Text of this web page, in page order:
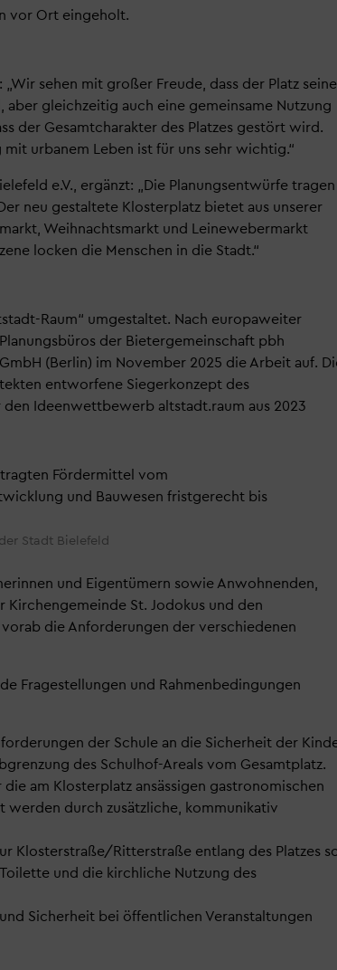
vor Ort eingeholt.
sehen mit großer Freude, dass der Platz
gleichzeitig auch eine gemeinsame Nutzung
der Gesamtcharakter des Platzes gestört wird.
urbanem Leben ist für uns sehr wichtig.“
e.V., ergänzt: „Die Planungsentwürfe tragen
neu gestaltete Klosterplatz bietet aus unserer
Weihnachtsmarkt und Leinewebermarkt
locken die Menschen in die Stadt.“
Raum“ umgestaltet. Nach europaweiter
der Bietergemeinschaft pbh
(Berlin) im November 2025 die Arbeit auf.
entworfene Siegerkonzept des
Ideenwettbewerb altstadt.raum aus 2023
Fördermittel vom
und Bauwesen fristgerecht bis
Stadt Bielefeld
und Eigentümern sowie Anwohnenden,
St. Jodokus und den
die Anforderungen der verschiedenen
Fragestellungen und Rahmenbedingungen
der Schule an die Sicherheit der
des Schulhof-Areals vom Gesamtplatz.
am Klosterplatz ansässigen gastronomischen
werden durch zusätzliche, kommunikativ
Klosterstraße/Ritterstraße entlang des Platzes
und die kirchliche Nutzung des
Sicherheit bei öffentlichen Veranstaltungen